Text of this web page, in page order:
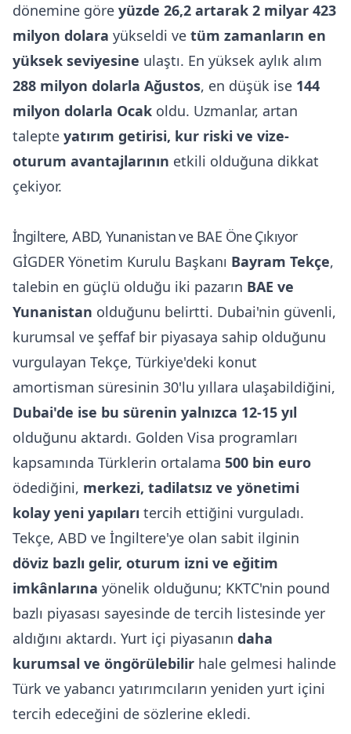
dönemine göre yüzde 26,2 artarak 2 milyar 423
milyon dolara yükseldi ve tüm zamanların en
yüksek seviyesine ulaştı. En yüksek aylık alım
288 milyon dolarla Ağustos, en düşük ise 144
milyon dolarla Ocak oldu. Uzmanlar, artan
talepte yatırım getirisi, kur riski ve vize-
oturum avantajlarının etkili olduğuna dikkat
çekiyor.
İngiltere, ABD, Yunanistan ve BAE Öne Çıkıyor
GİGDER Yönetim Kurulu Başkanı Bayram Tekçe,
talebin en güçlü olduğu iki pazarın BAE ve
Yunanistan olduğunu belirtti. Dubai'nin güvenli,
kurumsal ve şeffaf bir piyasaya sahip olduğunu
vurgulayan Tekçe, Türkiye'deki konut
amortisman süresinin 30'lu yıllara ulaşabildiğini,
Dubai'de ise bu sürenin yalnızca 12-15 yıl
olduğunu aktardı. Golden Visa programları
kapsamında Türklerin ortalama 500 bin euro
ödediğini, merkezi, tadilatsız ve yönetimi
kolay yeni yapıları tercih ettiğini vurguladı.
Tekçe, ABD ve İngiltere'ye olan sabit ilginin
döviz bazlı gelir, oturum izni ve eğitim
imkânlarına yönelik olduğunu; KKTC'nin pound
bazlı piyasası sayesinde de tercih listesinde yer
aldığını aktardı. Yurt içi piyasanın daha
kurumsal ve öngörülebilir hale gelmesi halinde
Türk ve yabancı yatırımcıların yeniden yurt içini
tercih edeceğini de sözlerine ekledi.